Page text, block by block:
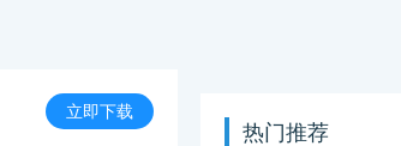
立即下载
热门推荐